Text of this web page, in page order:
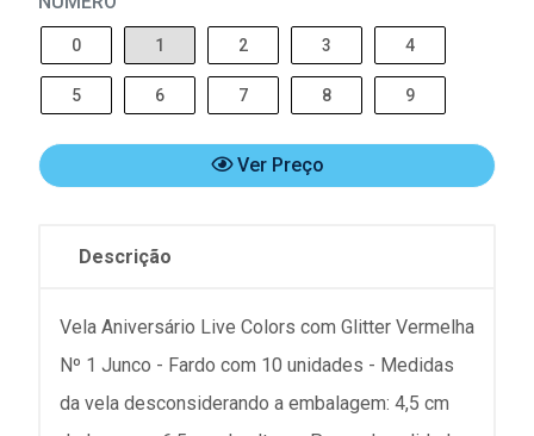
0 1 2 3 4
5 6 7 8 9
Ver Preço
Descrição
Vela Aniversário Live Colors com Glitter Vermelha
Nº 1 Junco - Fardo com 10 unidades - Medidas
da vela desconsiderando a embalagem: 4,5 cm